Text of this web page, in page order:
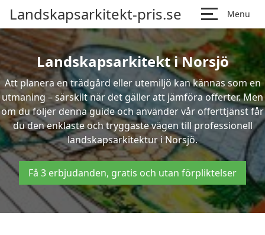
Landskapsarkitekt-pris.se Menu
Landskapsarkitekt i Norsjö
Att planera en trädgård eller utemiljö kan kännas som en
utmaning – särskilt när det gäller att jämföra offerter. Men
om du följer denna guide och använder vår offerttjänst får
du den enklaste och tryggaste vägen till professionell
landskapsarkitektur i Norsjö.
Få 3 erbjudanden, gratis och utan förpliktelser